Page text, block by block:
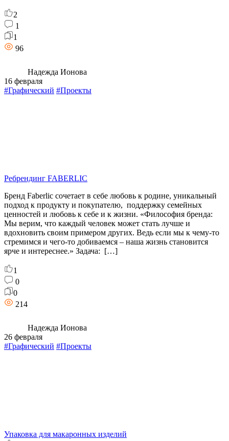
2
1
1
96
Надежда Ионова
16 февраля
#Графический #Проекты
Ребрендинг FABERLIC
Бренд Faberlic сочетает в себе любовь к родине, уникальный
подход к продукту и покупателю, поддержку семейных
ценностей и любовь к себе и к жизни. «Философия бренда:
Мы верим, что каждый человек может стать лучше и
вдохновить своим примером других. Ведь если мы к чему-то
стремимся и чего-то добиваемся – наша жизнь становится
ярче и интереснее.» Задача: […]
1
0
0
214
Надежда Ионова
26 февраля
#Графический #Проекты
Упаковка для макаронных изделий